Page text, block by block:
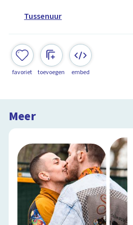
Tussenuur
favoriet toevoegen embed
Meer